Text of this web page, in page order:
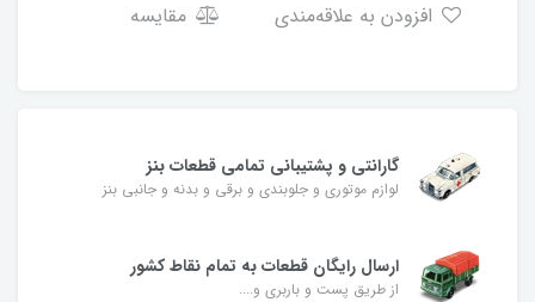
مقایسه
گارانتی و پشتیبانی تمامی قطعات بنز
لوازم موتوری و جلوبندی و برقی و بدنه و جانبی بنز
ارسال رایگان قطعات به تمام نقاط کشور
از طریق پست و باربری و....